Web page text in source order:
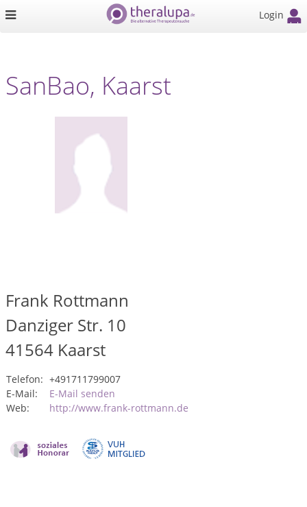
Login
SanBao, Kaarst
Frank Rottmann
Danziger Str. 10
41564 Kaarst
Telefon: +491711799007
E-Mail:
E-Mail senden
Web:
http://www.frank-rottmann.de